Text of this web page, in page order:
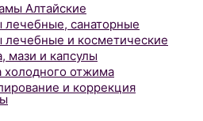
Алтайские
лечебные, санаторные
лечебные и косметические
мази и капсулы
холодного отжима
и коррекция